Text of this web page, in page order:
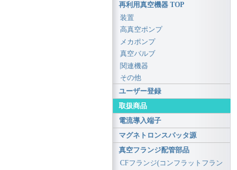
再利用真空機器 TOP
装置
高真空ポンプ
メカポンプ
真空バルブ
関連機器
その他
ユーザー登録
取扱商品
電流導入端子
マグネトロンスパッタ源
真空フランジ配管部品
CFフランジ(コンフラットフラン